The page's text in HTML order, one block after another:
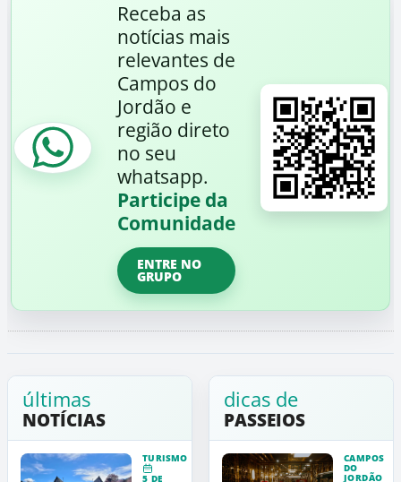
Receba as
notícias mais
relevantes de
Campos do
Jordão e
região direto
no seu
whatsapp.
Participe da
Comunidade
ENTRE NO
GRUPO
últimas
NOTÍCIAS
TURISMO
5 DE
dicas de
PASSEIOS
CAMPOS
DO
JORDÃO